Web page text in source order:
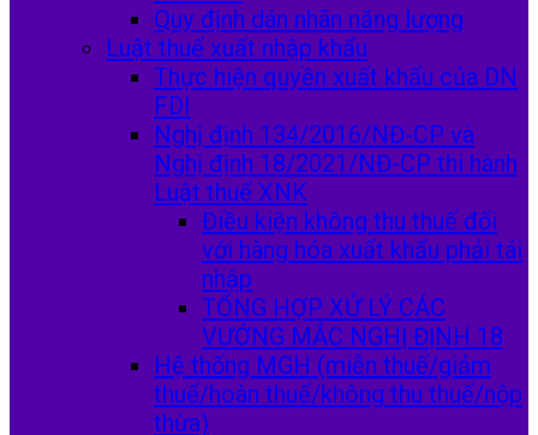
Quy định dán nhãn năng lượng
Luật thuế xuất nhập khẩu
Thực hiện quyền xuất khẩu của DN
FDI
Nghị định 134/2016/NĐ-CP và
Nghị định 18/2021/NĐ-CP thi hành
Luật thuế XNK
Điều kiện không thu thuế đối
với hàng hóa xuất khẩu phải tái
nhập
TỔNG HỢP XỬ LÝ CÁC
VƯỚNG MẮC NGHỊ ĐỊNH 18
Hệ thống MGH (miễn thuế/giảm
thuế/hoàn thuế/không thu thuế/nộp
thừa)